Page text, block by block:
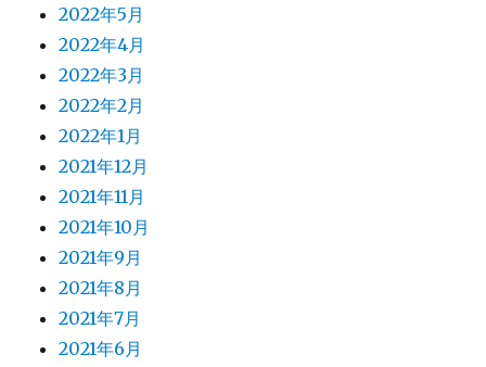
2022年5月
2022年4月
2022年3月
2022年2月
2022年1月
2021年12月
2021年11月
2021年10月
2021年9月
2021年8月
2021年7月
2021年6月